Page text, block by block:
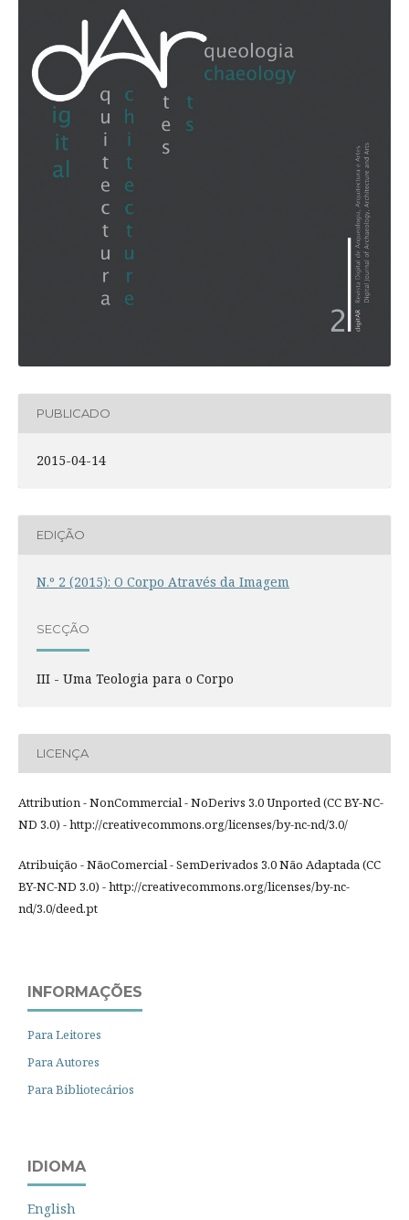
PUBLICADO
2015-04-14
EDIÇÃO
N.º 2 (2015): O Corpo Através da Imagem
SECÇÃO
III - Uma Teologia para o Corpo
LICENÇA
Attribution - NonCommercial - NoDerivs 3.0 Unported (CC BY-NC-
ND 3.0) - http://creativecommons.org/licenses/by-nc-nd/3.0/
Atribuição - NãoComercial - SemDerivados 3.0 Não Adaptada (CC
BY-NC-ND 3.0) - http://creativecommons.org/licenses/by-nc-
nd/3.0/deed.pt
INFORMAÇÕES
Para Leitores
Para Autores
Para Bibliotecários
IDIOMA
English